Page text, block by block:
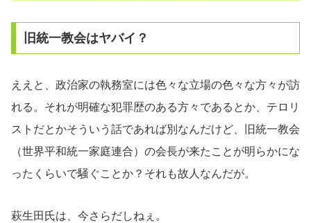
旧統一教会はヤバイ？
ええと、政治家の執務室には色々な立場の色々な方々が訪
れる。それが明確な犯罪歴のある方々であるとか、テロリ
ストだとかそういう話であれば別なんだけど、旧統一教会
（世界平和統一家庭連合）の会長が来たことが明らかにな
ったくらいで騒ぐことか？それも故人なんだが。
萩生田氏は、今さらだしねぇ。